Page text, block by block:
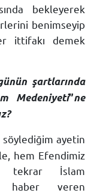
bekleyerek
benimseyip
ittifakı demek
şartlarında
Medeniyeti”ne
ayetin
hem Efendimiz
tekrar İslam
haber veren